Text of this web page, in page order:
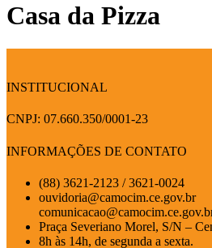
Casa da Pizza
INSTITUCIONAL
CNPJ: 07.660.350/0001-23
INFORMAÇÕES DE CONTATO
(88) 3621-2123 / 3621-0024
ouvidoria@camocim.ce.gov.br
Praça Severiano Morel, S/N –
8h às 14h, de segunda a sexta.